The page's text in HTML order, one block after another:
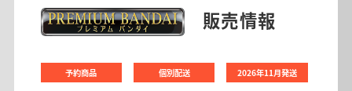
販売情報
予約商品 個別配送 2026年11月発送